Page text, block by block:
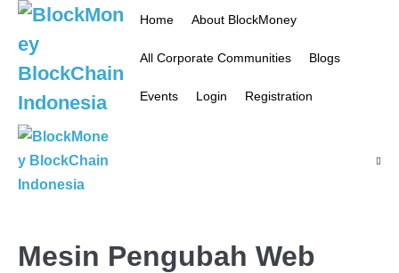
Skip
content
Home About BlockMoney
All Corporate Communities Blogs
Events Login Registration
Mesin Pengubah Web